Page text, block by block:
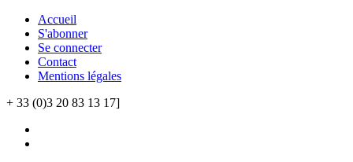
Accueil
S'abonner
Se connecter
Contact
Mentions légales
+ 33 (0)3 20 83 13 17]